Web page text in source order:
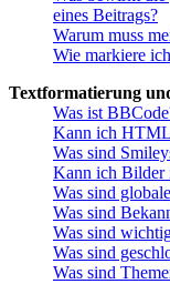
eines Beitrags?
Warum muss
Wie markiere
Textformatierung
Was ist
Kann ich
Was sind
Kann ich Bilder
Was sind
Was sind
Was sind
Was sind
Was sind